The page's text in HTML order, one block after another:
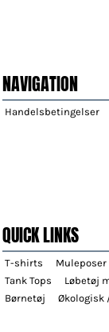
NAVIGATION
Handelsbetingelser
QUICK LINKS
T-shirts Muleposer
Tank Tops
Løbetøj
Børnetøj
Økologisk